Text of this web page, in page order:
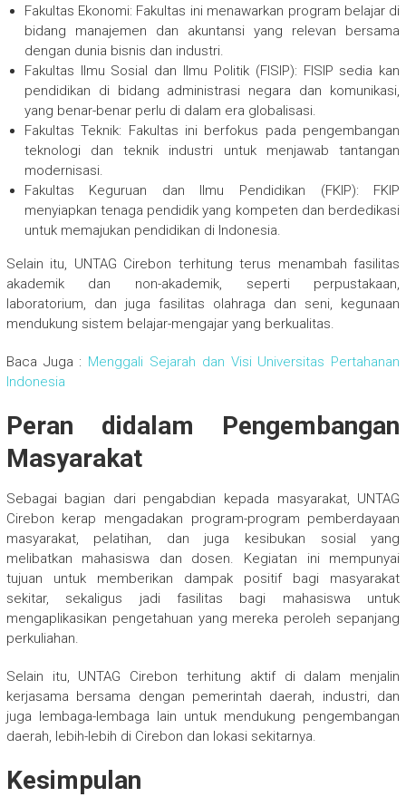
Fakultas Ekonomi: Fakultas ini menawarkan program belajar di
bidang manajemen dan akuntansi yang relevan bersama
dengan dunia bisnis dan industri.
Fakultas Ilmu Sosial dan Ilmu Politik (FISIP): FISIP sedia kan
pendidikan di bidang administrasi negara dan komunikasi,
yang benar-benar perlu di dalam era globalisasi.
Fakultas Teknik: Fakultas ini berfokus pada pengembangan
teknologi dan teknik industri untuk menjawab tantangan
modernisasi.
Fakultas Keguruan dan Ilmu Pendidikan (FKIP): FKIP
menyiapkan tenaga pendidik yang kompeten dan berdedikasi
untuk memajukan pendidikan di Indonesia.
Selain itu, UNTAG Cirebon terhitung terus menambah fasilitas
akademik dan non-akademik, seperti perpustakaan,
laboratorium, dan juga fasilitas olahraga dan seni, kegunaan
mendukung sistem belajar-mengajar yang berkualitas.
Baca Juga : Menggali Sejarah dan Visi Universitas Pertahanan
Indonesia
Peran didalam Pengembangan
Masyarakat
Sebagai bagian dari pengabdian kepada masyarakat, UNTAG
Cirebon kerap mengadakan program-program pemberdayaan
masyarakat, pelatihan, dan juga kesibukan sosial yang
melibatkan mahasiswa dan dosen. Kegiatan ini mempunyai
tujuan untuk memberikan dampak positif bagi masyarakat
sekitar, sekaligus jadi fasilitas bagi mahasiswa untuk
mengaplikasikan pengetahuan yang mereka peroleh sepanjang
perkuliahan.
Selain itu, UNTAG Cirebon terhitung aktif di dalam menjalin
kerjasama bersama dengan pemerintah daerah, industri, dan
juga lembaga-lembaga lain untuk mendukung pengembangan
daerah, lebih-lebih di Cirebon dan lokasi sekitarnya.
Kesimpulan